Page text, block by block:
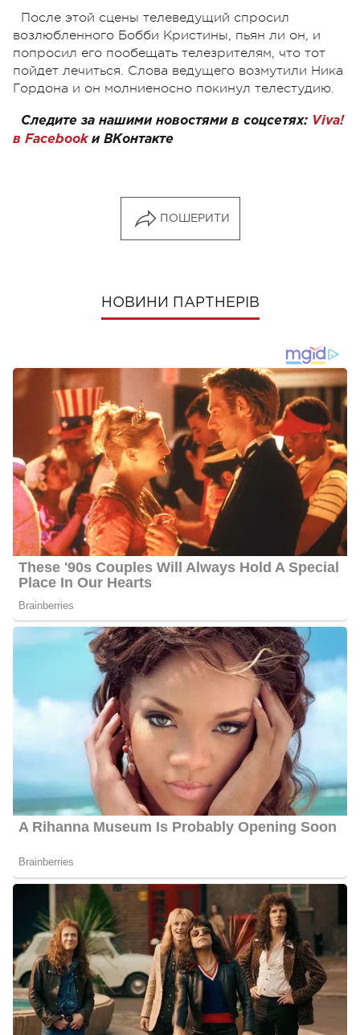
После этой сцены телеведущий спросил
возлюбленного Бобби Кристины, пьян ли он, и
попросил его пообещать телезрителям, что тот
пойдет лечиться. Слова ведущего возмутили Ника
Гордона и он молниеносно покинул телестудию.
Следите за нашими новостями в соцсетях: Viva!
в Facebookи ВКонтакте
ПОШЕРИТИ
НОВИНИ ПАРТНЕРІВ